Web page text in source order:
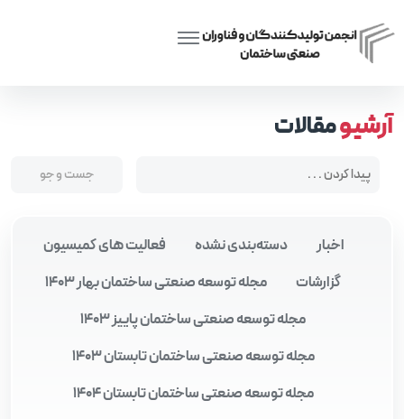
آرشیومقالات
اخبار دسته‌بندی نشده
فعالیت های کمیسیون
گزارشات
مجله توسعه صنعتی ساختمان بهار 1403
مجله توسعه صنعتی ساختمان پاییز 1403
مجله توسعه صنعتی ساختمان تابستان 1403
مجله توسعه صنعتی ساختمان تابستان 1404